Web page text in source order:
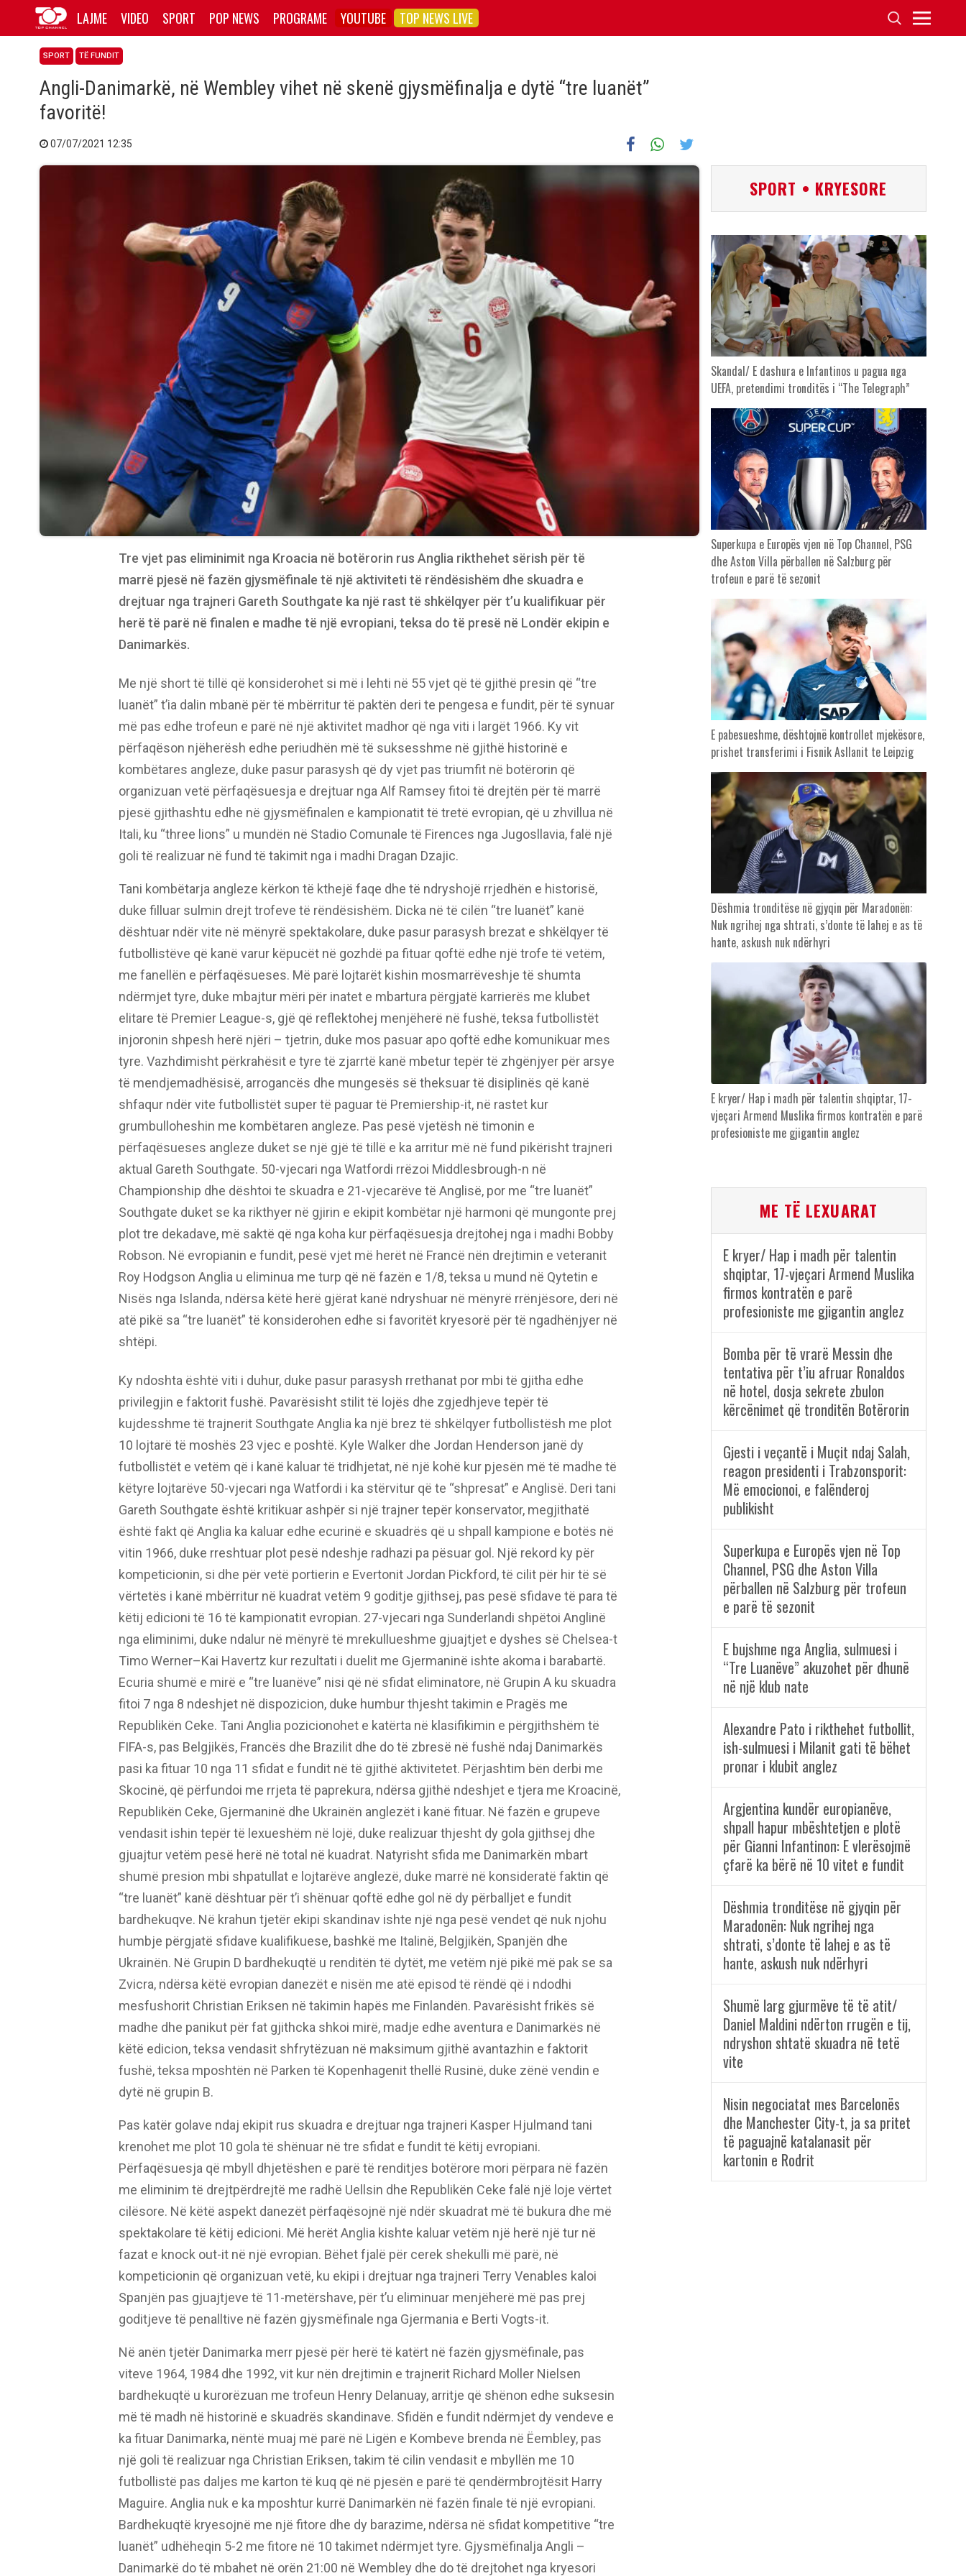
LAJME VIDEO SPORT POP NEWS PROGRAME YOUTUBE TOP NEWS LIVE
SPORT TË FUNDIT
Angli-Danimarkë, në Wembley vihet në skenë gjysmëfinalja e dytë “tre luanët”
favoritë!
07/07/2021 12:35
Tre vjet pas eliminimit nga Kroacia në botërorin rus Anglia rikthehet sërish për të
marrë pjesë në fazën gjysmëfinale të një aktiviteti të rëndësishëm dhe skuadra e
drejtuar nga trajneri Gareth Southgate ka një rast të shkëlqyer për t’u kualifikuar për
herë të parë në finalen e madhe të një evropiani, teksa do të presë në Londër ekipin e
Danimarkës.
Me një short të tillë që konsiderohet si më i lehti në 55 vjet që të gjithë presin që “tre
luanët” t’ia dalin mbanë për të mbërritur të paktën deri te pengesa e fundit, për të synuar
më pas edhe trofeun e parë në një aktivitet madhor që nga viti i largët 1966. Ky vit
përfaqëson njëherësh edhe periudhën më të suksesshme në gjithë historinë e
kombëtares angleze, duke pasur parasysh që dy vjet pas triumfit në botërorin që
organizuan vetë përfaqësuesja e drejtuar nga Alf Ramsey fitoi të drejtën për të marrë
pjesë gjithashtu edhe në gjysmëfinalen e kampionatit të tretë evropian, që u zhvillua në
Itali, ku “three lions” u mundën në Stadio Comunale të Firences nga Jugosllavia, falë një
goli të realizuar në fund të takimit nga i madhi Dragan Dzajic.
Tani kombëtarja angleze kërkon të kthejë faqe dhe të ndryshojë rrjedhën e historisë,
duke filluar sulmin drejt trofeve të rëndësishëm. Dicka në të cilën “tre luanët” kanë
dështuar ndër vite në mënyrë spektakolare, duke pasur parasysh brezat e shkëlqyer të
futbollistëve që kanë varur këpucët në gozhdë pa fituar qoftë edhe një trofe të vetëm,
me fanellën e përfaqësueses. Më parë lojtarët kishin mosmarrëveshje të shumta
ndërmjet tyre, duke mbajtur mëri për inatet e mbartura përgjatë karrierës me klubet
elitare të Premier League-s, gjë që reflektohej menjëherë në fushë, teksa futbollistët
injoronin shpesh herë njëri – tjetrin, duke mos pasuar apo qoftë edhe komunikuar mes
tyre. Vazhdimisht përkrahësit e tyre të zjarrtë kanë mbetur tepër të zhgënjyer për arsye
të mendjemadhësisë, arrogancës dhe mungesës së theksuar të disiplinës që kanë
shfaqur ndër vite futbollistët super të paguar të Premiership-it, në rastet kur
grumbulloheshin me kombëtaren angleze. Pas pesë vjetësh në timonin e
përfaqësueses angleze duket se një gjë të tillë e ka arritur më në fund pikërisht trajneri
aktual Gareth Southgate. 50-vjecari nga Watfordi rrëzoi Middlesbrough-n në
Championship dhe dështoi te skuadra e 21-vjecarëve të Anglisë, por me “tre luanët”
Southgate duket se ka rikthyer në gjirin e ekipit kombëtar një harmoni që mungonte prej
plot tre dekadave, më saktë që nga koha kur përfaqësuesja drejtohej nga i madhi Bobby
Robson. Në evropianin e fundit, pesë vjet më herët në Francë nën drejtimin e veteranit
Roy Hodgson Anglia u eliminua me turp që në fazën e 1/8, teksa u mund në Qytetin e
Nisës nga Islanda, ndërsa këtë herë gjërat kanë ndryshuar në mënyrë rrënjësore, deri në
atë pikë sa “tre luanët” të konsiderohen edhe si favoritët kryesorë për të ngadhënjyer në
shtëpi.
Ky ndoshta është viti i duhur, duke pasur parasysh rrethanat por mbi të gjitha edhe
privilegjin e faktorit fushë. Pavarësisht stilit të lojës dhe zgjedhjeve tepër të
kujdesshme të trajnerit Southgate Anglia ka një brez të shkëlqyer futbollistësh me plot
10 lojtarë të moshës 23 vjec e poshtë. Kyle Walker dhe Jordan Henderson janë dy
futbollistët e vetëm që i kanë kaluar të tridhjetat, në një kohë kur pjesën më të madhe të
këtyre lojtarëve 50-vjecari nga Watfordi i ka stërvitur që te “shpresat” e Anglisë. Deri tani
Gareth Southgate është kritikuar ashpër si një trajner tepër konservator, megjithatë
është fakt që Anglia ka kaluar edhe ecurinë e skuadrës që u shpall kampione e botës në
vitin 1966, duke rreshtuar plot pesë ndeshje radhazi pa pësuar gol. Një rekord ky për
kompeticionin, si dhe për vetë portierin e Evertonit Jordan Pickford, të cilit për hir të së
vërtetës i kanë mbërritur në kuadrat vetëm 9 goditje gjithsej, pas pesë sfidave të para të
këtij edicioni të 16 të kampionatit evropian. 27-vjecari nga Sunderlandi shpëtoi Anglinë
nga eliminimi, duke ndalur në mënyrë të mrekullueshme gjuajtjet e dyshes së Chelsea-t
Timo Werner–Kai Havertz kur rezultati i duelit me Gjermaninë ishte akoma i barabartë.
Ecuria shumë e mirë e “tre luanëve” nisi që në sfidat eliminatore, në Grupin A ku skuadra
fitoi 7 nga 8 ndeshjet në dispozicion, duke humbur thjesht takimin e Pragës me
Republikën Ceke. Tani Anglia pozicionohet e katërta në klasifikimin e përgjithshëm të
FIFA-s, pas Belgjikës, Francës dhe Brazilit dhe do të zbresë në fushë ndaj Danimarkës
pasi ka fituar 10 nga 11 sfidat e fundit në të gjithë aktivitetet. Përjashtim bën derbi me
Skocinë, që përfundoi me rrjeta të paprekura, ndërsa gjithë ndeshjet e tjera me Kroacinë,
Republikën Ceke, Gjermaninë dhe Ukrainën anglezët i kanë fituar. Në fazën e grupeve
vendasit ishin tepër të lexueshëm në lojë, duke realizuar thjesht dy gola gjithsej dhe
gjuajtur vetëm pesë herë në total në kuadrat. Natyrisht sfida me Danimarkën mbart
shumë presion mbi shpatullat e lojtarëve anglezë, duke marrë në konsideratë faktin që
“tre luanët” kanë dështuar për t’i shënuar qoftë edhe gol në dy përballjet e fundit
bardhekuqve. Në krahun tjetër ekipi skandinav ishte një nga pesë vendet që nuk njohu
humbje përgjatë sfidave kualifikuese, bashkë me Italinë, Belgjikën, Spanjën dhe
Ukrainën. Në Grupin D bardhekuqtë u renditën të dytët, me vetëm një pikë më pak se sa
Zvicra, ndërsa këtë evropian danezët e nisën me atë episod të rëndë që i ndodhi
mesfushorit Christian Eriksen në takimin hapës me Finlandën. Pavarësisht frikës së
madhe dhe panikut për fat gjithcka shkoi mirë, madje edhe aventura e Danimarkës në
këtë edicion, teksa vendasit shfrytëzuan në maksimum gjithë avantazhin e faktorit
fushë, teksa mposhtën në Parken të Kopenhagenit thellë Rusinë, duke zënë vendin e
dytë në grupin B.
Pas katër golave ndaj ekipit rus skuadra e drejtuar nga trajneri Kasper Hjulmand tani
krenohet me plot 10 gola të shënuar në tre sfidat e fundit të këtij evropiani.
Përfaqësuesja që mbyll dhjetëshen e parë të renditjes botërore mori përpara në fazën
me eliminim të drejtpërdrejtë me radhë Uellsin dhe Republikën Ceke falë një loje vërtet
cilësore. Në këtë aspekt danezët përfaqësojnë një ndër skuadrat më të bukura dhe më
spektakolare të këtij edicioni. Më herët Anglia kishte kaluar vetëm një herë një tur në
fazat e knock out-it në një evropian. Bëhet fjalë për cerek shekulli më parë, në
kompeticionin që organizuan vetë, ku ekipi i drejtuar nga trajneri Terry Venables kaloi
Spanjën pas gjuajtjeve të 11-metërshave, për t’u eliminuar menjëherë më pas prej
goditjeve të penalltive në fazën gjysmëfinale nga Gjermania e Berti Vogts-it.
Në anën tjetër Danimarka merr pjesë për herë të katërt në fazën gjysmëfinale, pas
viteve 1964, 1984 dhe 1992, vit kur nën drejtimin e trajnerit Richard Moller Nielsen
bardhekuqtë u kurorëzuan me trofeun Henry Delanuay, arritje që shënon edhe suksesin
më të madh në historinë e skuadrës skandinave. Sfidën e fundit ndërmjet dy vendeve e
ka fituar Danimarka, nëntë muaj më parë në Ligën e Kombeve brenda në Ëembley, pas
një goli të realizuar nga Christian Eriksen, takim të cilin vendasit e mbyllën me 10
futbollistë pas daljes me karton të kuq që në pjesën e parë të qendërmbrojtësit Harry
Maguire. Anglia nuk e ka mposhtur kurrë Danimarkën në fazën finale të një evropiani.
Bardhekuqtë kryesojnë me një fitore dhe dy barazime, ndërsa në sfidat kompetitive “tre
luanët” udhëheqin 5-2 me fitore në 10 takimet ndërmjet tyre. Gjysmëfinalja Angli –
Danimarkë do të mbahet në orën 21:00 në Wembley dhe do të drejtohet nga kryesori
SPORT • KRYESORE
Skandal/ E dashura e Infantinos u pagua nga
UEFA, pretendimi tronditës i “The Telegraph”
Superkupa e Europës vjen në Top Channel, PSG
dhe Aston Villa përballen në Salzburg për
trofeun e parë të sezonit
E pabesueshme, dështojnë kontrollet mjekësore,
prishet transferimi i Fisnik Asllanit te Leipzig
Dëshmia tronditëse në gjyqin për Maradonën:
Nuk ngrihej nga shtrati, s’donte të lahej e as të
hante, askush nuk ndërhyri
E kryer/ Hap i madh për talentin shqiptar, 17-
vjeçari Armend Muslika firmos kontratën e parë
profesioniste me gjigantin anglez
ME TË LEXUARAT
E kryer/ Hap i madh për talentin
shqiptar, 17-vjeçari Armend Muslika
firmos kontratën e parë
profesioniste me gjigantin anglez
Bomba për të vrarë Messin dhe
tentativa për t’iu afruar Ronaldos
në hotel, dosja sekrete zbulon
kërcënimet që tronditën Botërorin
Gjesti i veçantë i Muçit ndaj Salah,
reagon presidenti i Trabzonsporit:
Më emocionoi, e falënderoj
publikisht
Superkupa e Europës vjen në Top
Channel, PSG dhe Aston Villa
përballen në Salzburg për trofeun
e parë të sezonit
E bujshme nga Anglia, sulmuesi i
“Tre Luanëve” akuzohet për dhunë
në një klub nate
Alexandre Pato i rikthehet futbollit,
ish-sulmuesi i Milanit gati të bëhet
pronar i klubit anglez
Argjentina kundër europianëve,
shpall hapur mbështetjen e plotë
për Gianni Infantinon: E vlerësojmë
çfarë ka bërë në 10 vitet e fundit
Dëshmia tronditëse në gjyqin për
Maradonën: Nuk ngrihej nga
shtrati, s’donte të lahej e as të
hante, askush nuk ndërhyri
Shumë larg gjurmëve të të atit/
Daniel Maldini ndërton rrugën e tij,
ndryshon shtatë skuadra në tetë
vite
Nisin negociatat mes Barcelonës
dhe Manchester City-t, ja sa pritet
të paguajnë katalanasit për
kartonin e Rodrit